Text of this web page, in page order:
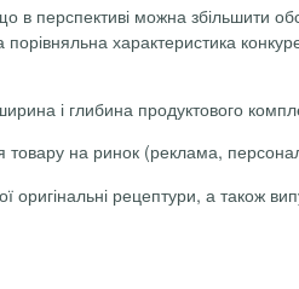
в перспективі можна збільшити
характеристика
і глибина продуктового
товару на ринок (реклама,
оригінальні рецептури, а також